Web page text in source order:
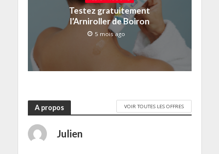
Testez gratuitement
l’Arniroller de Boiron
5 mois ago
A propos VOIR TOUTES LES OFFRES
Julien